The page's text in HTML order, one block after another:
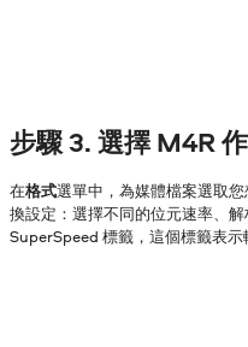
步驟 3. 選擇 M4R
在格式選單中，為媒體檔案選取
換設定：選擇不同的位元速率、
SuperSpeed 標籤，這個標籤表示